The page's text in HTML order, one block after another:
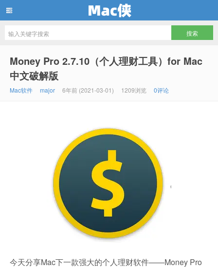
Money Pro 2.7.10（个人理财工具）for Mac
中文破解版
Mac软件 major 6年前 (2021-03-01) 1209浏览 0评论
今天分享Mac下一款强大的个人理财软件——Money Pro